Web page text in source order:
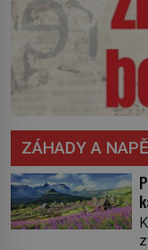
ZÁHADY A